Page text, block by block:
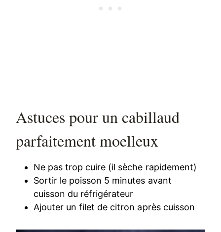
Astuces pour un cabillaud
parfaitement moelleux
Ne pas trop cuire (il sèche rapidement)
Sortir le poisson 5 minutes avant
cuisson du réfrigérateur
Ajouter un filet de citron après cuisson